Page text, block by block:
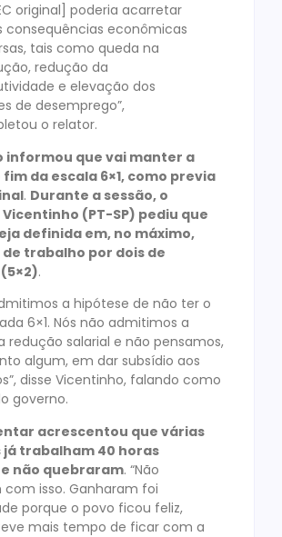
original] poderia acarretar
consequências econômicas
tais como queda na
redução da
e elevação dos
de desemprego”,
o relator.
informou que vai manter a
da escala 6×1, como previa
. Durante a sessão, o
(PT-SP) pediu que
definida em, no máximo,
de trabalho por dois de
.
a hipótese de não ter o
6×1. Nós não admitimos a
redução salarial e não pensamos,
algum, em dar subsídio aos
disse Vicentinho, falando como
governo.
acrescentou que várias
já trabalham 40 horas
não quebraram. “Não
isso. Ganharam foi
porque o povo ficou feliz,
mais tempo de ficar com a